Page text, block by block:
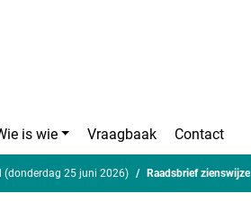
is wie Vraagbaak Contact
(donderdag 25 juni 2026) Raadsbrief zienswijze